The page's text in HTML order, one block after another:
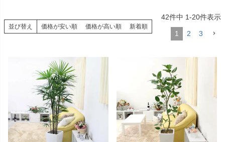
並び替え 価格が安い順 価格が高い順 新着順
42件中 1-20件表示
1 2 3